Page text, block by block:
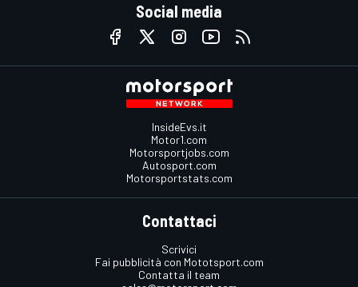
Social media
InsideEvs.it
Motor1.com
Motorsportjobs.com
Autosport.com
Motorsportstats.com
Contattaci
Scrivici
Fai pubblicità con Mototsport.com
Contatta il team